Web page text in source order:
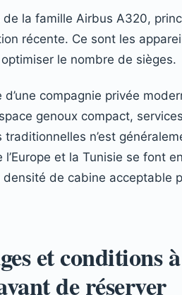
la famille Airbus A320,
récente. Ce sont les
le nombre de sièges.
compagnie privée
genoux compact,
n’est
et la Tunisie se font
de cabine acceptable
et conditions à
de réserver